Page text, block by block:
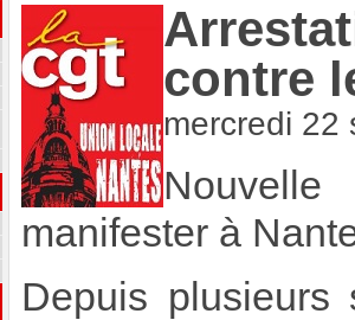
contre
mercredi 22
manifester à
Depuis plusieurs